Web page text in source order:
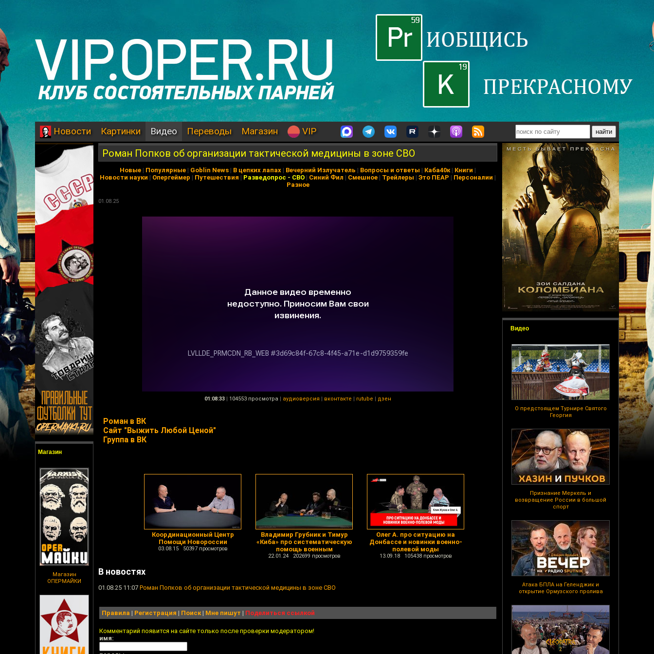
Новости Картинки Видео Переводы Магазин VIP
Магазин
Магазин
ОПЕРМАЙКИ
Видео
О предстоящем Турнире Святого
Георгия
Признание Меркель и
возвращение России в большой
спорт
Атака БПЛА на Геленджик и
открытие Ормузского пролива
Роман Попков об организации тактической медицины в зоне СВО
Новые | Популярные | Goblin News | В цепких лапах | Вечерний Излучатель | Вопросы и ответы | Каба40к| Книги |
Новости науки | Опергеймер | Путешествия | Разведопрос - СВО | Синий Фил | Смешное | Трейлеры | Это ПЕАР | Персоналии |
Разное
01.08.25
01:08:33 | 104553 просмотра | аудиоверсия | вконтакте | rutube | дзен
Роман в ВК
Сайт "Выжить Любой Ценой"
Группа в ВК
Координационный Центр
Помощи Новороссии
03.08.15 50397 просмотров
Владимир Грубник и Тимур
«Киба» про систематическую
помощь военным
22.01.24 202699 просмотров
Олег А. про ситуацию на
Донбассе и новинки военно-
полевой моды
13.09.18 105438 просмотров
В новостях
01.08.25 11:07 Роман Попков об организации тактической медицины в зоне СВО
Правила | Регистрация | Поиск| Мне пишут | Поделиться ссылкой
Комментарий появится на сайте только после проверки модератором!
имя: